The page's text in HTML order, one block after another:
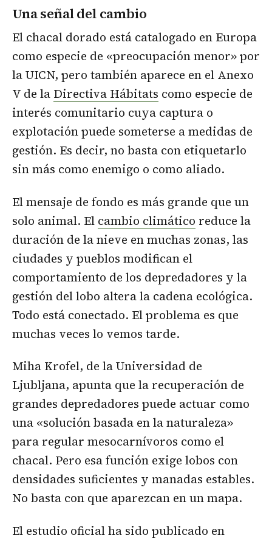
Una señal del cambio
El chacal dorado está catalogado en Europa
como especie de «preocupación menor» por
la UICN, pero también aparece en el Anexo
V de la Directiva Hábitats como especie de
interés comunitario cuya captura o
explotación puede someterse a medidas de
gestión. Es decir, no basta con etiquetarlo
sin más como enemigo o como aliado.
El mensaje de fondo es más grande que un
solo animal. El cambio climático reduce la
duración de la nieve en muchas zonas, las
ciudades y pueblos modifican el
comportamiento de los depredadores y la
gestión del lobo altera la cadena ecológica.
Todo está conectado. El problema es que
muchas veces lo vemos tarde.
Miha Krofel, de la Universidad de
Ljubljana, apunta que la recuperación de
grandes depredadores puede actuar como
una «solución basada en la naturaleza»
para regular mesocarnívoros como el
chacal. Pero esa función exige lobos con
densidades suficientes y manadas estables.
No basta con que aparezcan en un mapa.
El estudio oficial ha sido publicado en